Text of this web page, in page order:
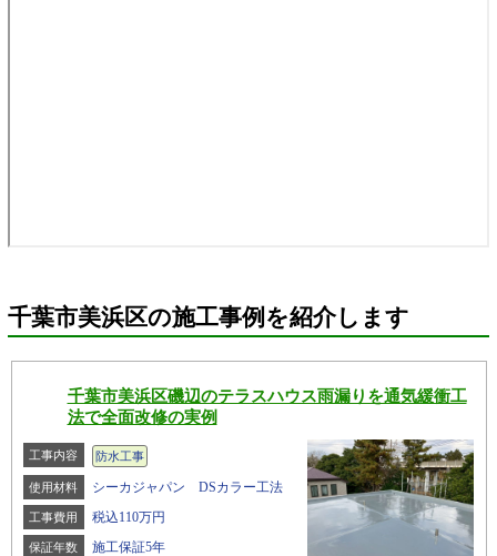
千葉市美浜区の施工事例を紹介します
千葉市美浜区磯辺のテラスハウス雨漏りを通気緩衝工
法で全面改修の実例
工事内容 防水工事
使用材料 シーカジャパン DSカラー工法
工事費用 税込110万円
保証年数 施工保証5年